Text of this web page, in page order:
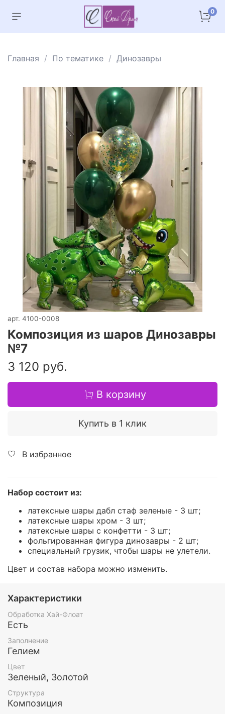
0
Главная По тематике Динозавры
арт. 4100-0008
Композиция из шаров Динозавры
№7
3 120 руб.
В корзину
Купить в 1 клик
В избранное
Набор состоит из:
латексные шары дабл стаф зеленые - 3 шт;
латексные шары хром - 3 шт;
латексные шары с конфетти - 3 шт;
фольгированная фигура динозавры - 2 шт;
специальный грузик, чтобы шары не улетели.
Цвет и состав набора можно изменить.
Характеристики
Обработка Хай-Флоат
Есть
Заполнение
Гелием
Цвет
Зеленый, Золотой
Структура
Композиция